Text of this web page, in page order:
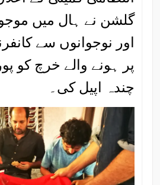
گلشن نے ہال میں
اور نوجوانوں سے
پر ہونے والے خرچ کو
چندہ اپیل کی۔